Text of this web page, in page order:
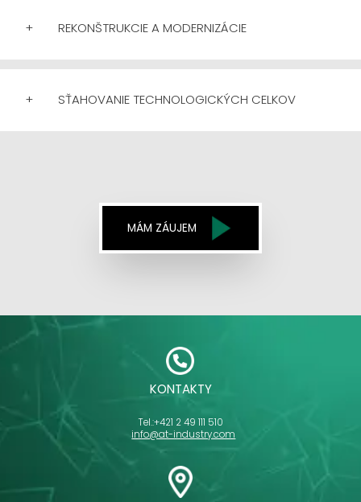
+ REKONŠTRUKCIE A MODERNIZÁCIE
+ SŤAHOVANIE TECHNOLOGICKÝCH CELKOV
MÁM ZÁUJEM
KONTAKTY
Tel.:+421 2 49 111 510
info@at-industry.com